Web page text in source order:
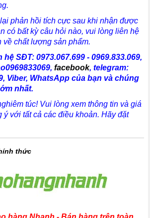
phản hồi tích cực sau khi nhận được
có bất kỳ câu hỏi nào, vui lòng liên hệ
về chất lượng sản phẩm.
hệ SĐT:0973.067.699 - 0969.833.069,
,facebook,telegram:
, Viber, WhatsAppcủa bạn và chúng
nhất.
túc! Vui lòng xem thông tin và giá
ý với tất cả các điều khoản. Hãy đặt
thức